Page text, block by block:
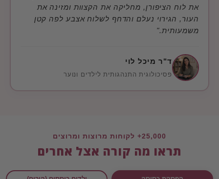
את לוח הציפורן, מחליקה את הקצוות ומזינה את
העור, הגירוי נעלם והדחף לשלוח אצבע לפה קטן
משמעותית."
ד"ר מיכל לוי
פסיכולוגית התנהגותית לילדים ונוער
25,000+ לקוחות מרוצות ומרוצים
תראו מה קורה אצל אחרים